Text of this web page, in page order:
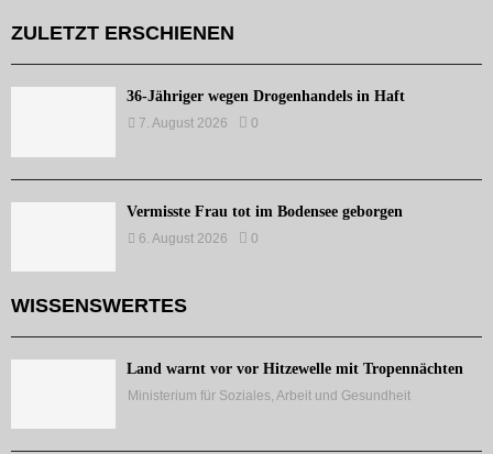
ZULETZT ERSCHIENEN
36-Jähriger wegen Drogenhandels in Haft
7. August 2026 0
Vermisste Frau tot im Bodensee geborgen
6. August 2026 0
WISSENSWERTES
Land warnt vor vor Hitzewelle mit Tropennächten
Ministerium für Soziales, Arbeit und Gesundheit